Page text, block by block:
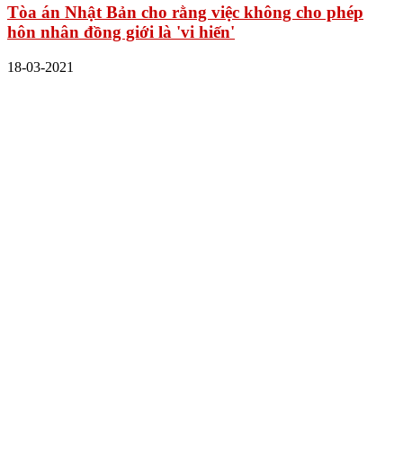
Tòa án Nhật Bản cho rằng việc không cho phép
hôn nhân đồng giới là 'vi hiến'
18-03-2021